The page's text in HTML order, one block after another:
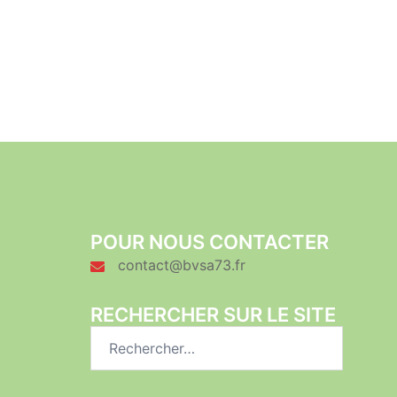
POUR NOUS CONTACTER
contact@bvsa73.fr
RECHERCHER SUR LE SITE